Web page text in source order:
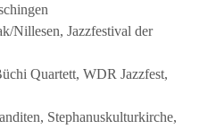
Nillesen, Jazzfestival der
Quartett, WDR Jazzfest,
Stephanuskulturkirche,